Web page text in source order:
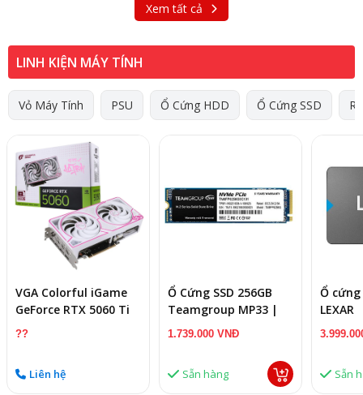
Xem tất cả
LINH KIỆN MÁY TÍNH
Vỏ Máy Tính PSU Ổ Cứng HDD Ổ Cứng SSD
VGA Colorful iGame
GeForce RTX 5060 Ti
Ultra W DUO OC 8GB-
??
Liên hệ
Ổ Cứng SSD 256GB
Teamgroup MP33 |
M.2 NVMe, PCIe
(TM8FP6256G0C101)
1.739.000 VNĐ
Sẵn hàng
Ổ cứng
LEXAR
Sẵn